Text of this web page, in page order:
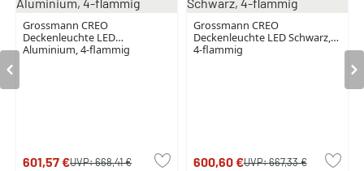
Grossmann CREO
Deckenleuchte LED
Aluminium, 4-flammig
601,57 €UVP:668,41 €
Grossmann CREO
Deckenleuchte LED Schwarz,
4-flammig
600,60 €UVP:667,33 €